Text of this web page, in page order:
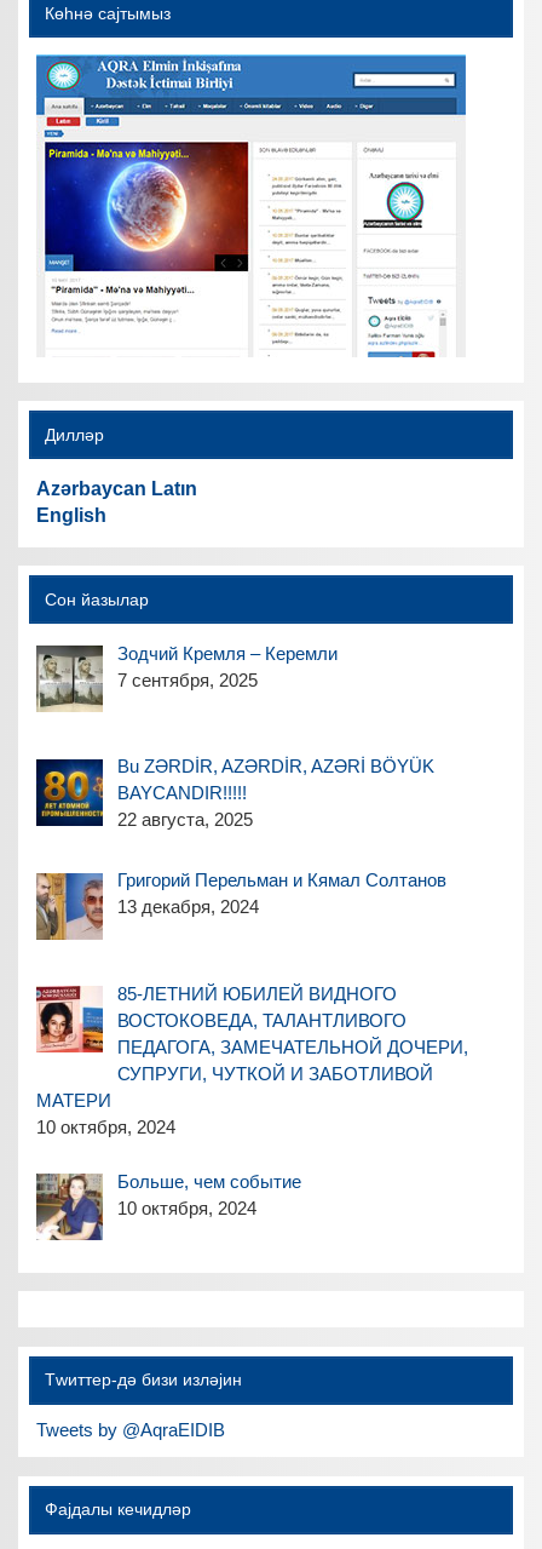
Көһнә саjтымыз
Дилләр
Azərbaycan Latın
English
Сон йазылар
Зодчий Кремля – Керемли
7 сентября, 2025
Bu ZƏRDİR, AZƏRDİR, AZƏRİ BÖYÜK
BAYCANDIR!!!!!
22 августа, 2025
Григорий Перельман и Кямал Солтанов
13 декабря, 2024
85-ЛЕТНИЙ ЮБИЛЕЙ ВИДНОГО
ВОСТОКОВЕДА, ТАЛАНТЛИВОГО
ПЕДАГОГА, ЗАМЕЧАТЕЛЬНОЙ ДОЧЕРИ,
СУПРУГИ, ЧУТКОЙ И ЗАБОТЛИВОЙ
МАТЕРИ
10 октября, 2024
Больше, чем событие
10 октября, 2024
Тwиттер-дә бизи изләјин
Tweets by @AqraEIDIB
Фајдалы кечидләр